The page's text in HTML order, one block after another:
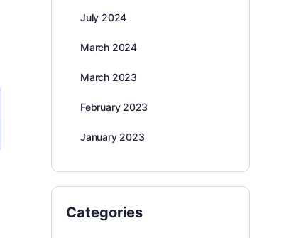
July 2024
March 2024
March 2023
February 2023
January 2023
Categories